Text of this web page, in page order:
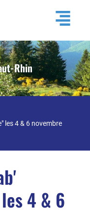
Rhin
les 4 & 6 novembre
4 & 6